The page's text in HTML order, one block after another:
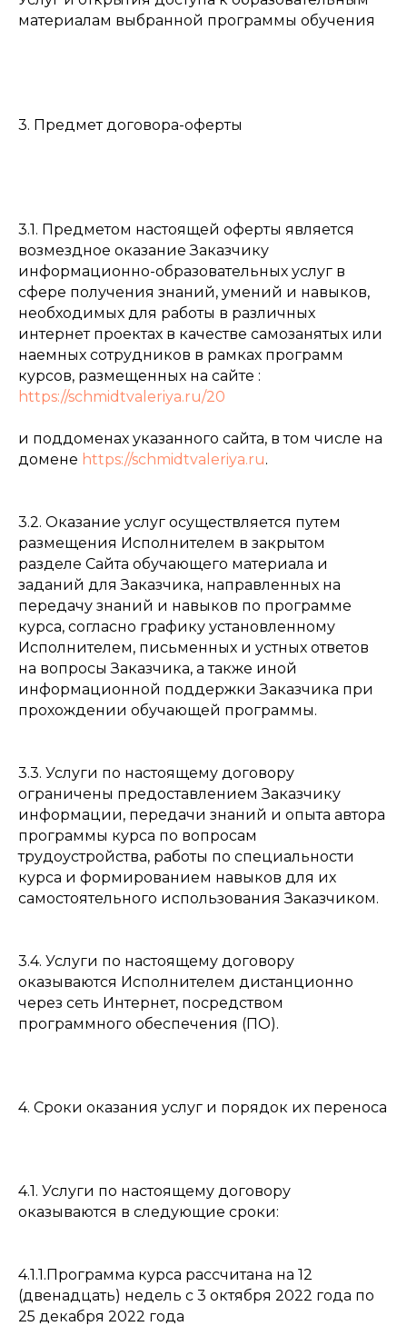
материалам выбранной программы обучения
3. Предмет договора-оферты
3.1. Предметом настоящей оферты является
возмездное оказание Заказчику
информационно-образовательных услуг в
сфере получения знаний, умений и навыков,
необходимых для работы в различных
интернет проектах в качестве самозанятых или
наемных сотрудников в рамках программ
курсов, размещенных на сайте :
https://schmidtvaleriya.ru/20
и поддоменах указанного сайта, в том числе на
домене https://schmidtvaleriya.ru.
3.2. Оказание услуг осуществляется путем
размещения Исполнителем в закрытом
разделе Сайта обучающего материала и
заданий для Заказчика, направленных на
передачу знаний и навыков по программе
курса, согласно графику установленному
Исполнителем, письменных и устных ответов
на вопросы Заказчика, а также иной
информационной поддержки Заказчика при
прохождении обучающей программы.
3.3. Услуги по настоящему договору
ограничены предоставлением Заказчику
информации, передачи знаний и опыта автора
программы курса по вопросам
трудоустройства, работы по специальности
курса и формированием навыков для их
самостоятельного использования Заказчиком.
3.4. Услуги по настоящему договору
оказываются Исполнителем дистанционно
через сеть Интернет, посредством
программного обеспечения (ПО).
4. Сроки оказания услуг и порядок их переноса
4.1. Услуги по настоящему договору
оказываются в следующие сроки:
4.1.1.Программа курса рассчитана на 12
(двенадцать) недель с 3 октября 2022 года по
25 декабря 2022 года